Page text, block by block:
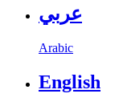
عربي
Arabic
English